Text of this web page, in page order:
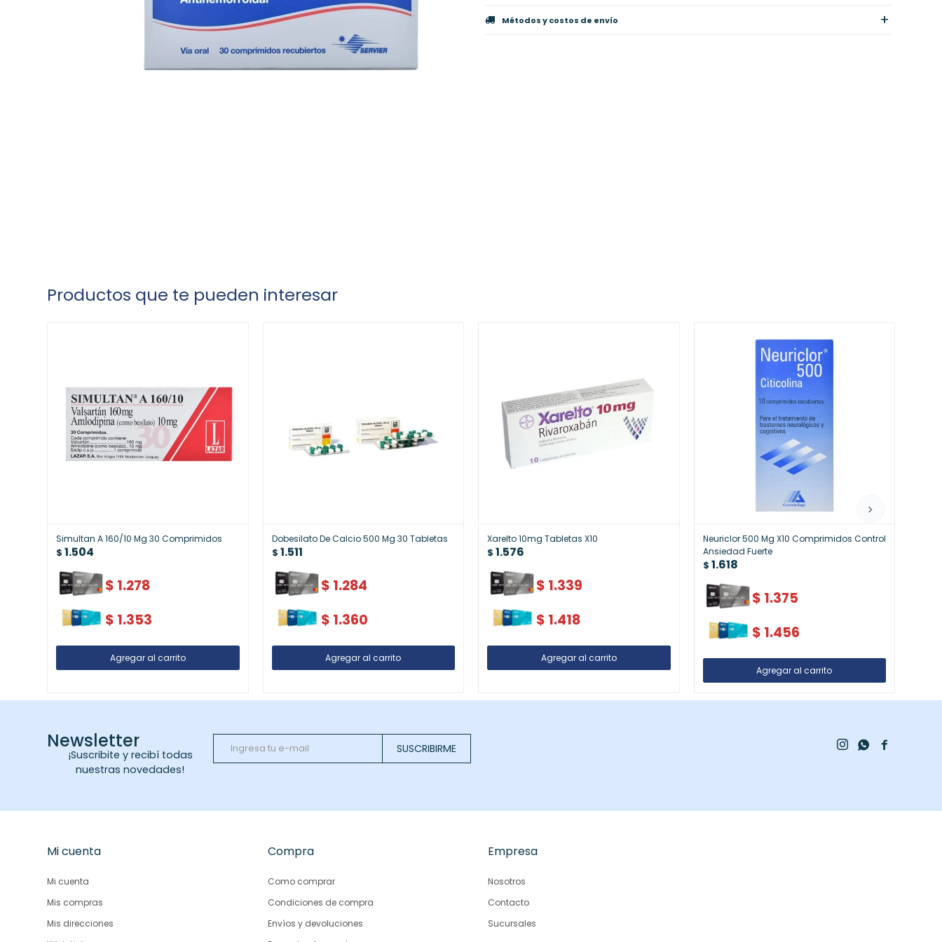
Métodos y costos de envío
Productos que te pueden interesar
Simultan A 160/10 Mg 30 Comprimidos
$ 1.504
$ 1.278
$ 1.353
Dobesilato De Calcio 500 Mg 30 Tabletas
$ 1.511
$ 1.284
$ 1.360
Xarelto 10mg Tabletas X10
$ 1.576
$ 1.339
$ 1.418
Neuriclor 500 Mg X10 Comprimidos Control
Ansiedad Fuerte
$ 1.618
$ 1.375
$ 1.456
Newsletter
¡Suscribite y recibí todas
nuestras novedades!
SUSCRIBIRME 
 
Mi cuenta
Mi cuenta
Mis compras
Mis direcciones
Compra
Como comprar
Condiciones de compra
Envíos y devoluciones
Empresa
Nosotros
Contacto
Sucursales